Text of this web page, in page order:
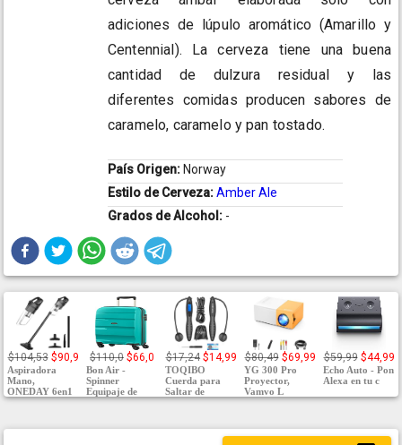
adiciones de lúpulo aromático (Amarillo y
Centennial). La cerveza tiene una buena
cantidad de dulzura residual y las
diferentes comidas producen sabores de
caramelo, caramelo y pan tostado.
País Origen: Norway
Estilo de Cerveza:Amber Ale
Grados de Alcohol: -
$104,53 $90,9
Aspiradora
Mano,
ONEDAY 6en1
$110,0 $66,0
Bon Air -
Spinner
Equipaje de
$17,24 $14,99
TOQIBO
Cuerda para
Saltar de
$80,49 $69,99
YG 300 Pro
Proyector,
Vamvo L
$59,99 $44,99
Echo Auto - Pon
Alexa en tu c